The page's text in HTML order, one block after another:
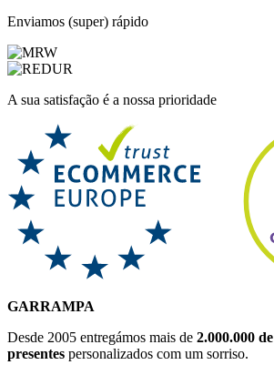
Enviamos (super) rápido
A sua satisfação é a nossa prioridade
GARRAMPA
Desde 2005 entregámos mais de 2.000.000 de
presentes personalizados com um sorriso.